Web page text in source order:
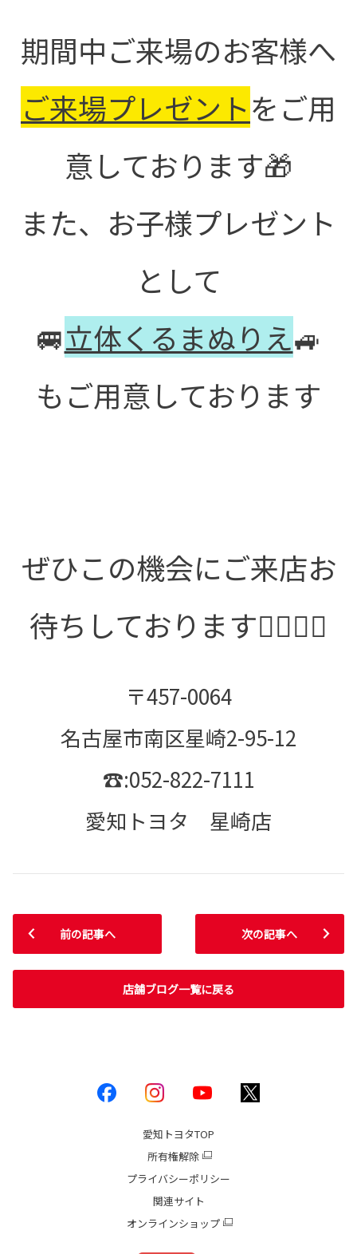
期間中ご来場のお客様へ
ご来場プレゼントをご用
意しております🎁
また、お子様プレゼント
として
🚐立体くるまぬりえ🚙
もご用意しております
ぜひこの機会にご来店お
待ちしております🏃‍♀️🏃‍♂️
〒457-0064
名古屋市南区星崎2-95-12
☎:052-822-7111
愛知トヨタ 星崎店
前の記事へ
店舗ブログ一覧に戻る
次の記事へ
愛知トヨタTOP
所有権解除
プライバシーポリシー
関連サイト
オンラインショップ